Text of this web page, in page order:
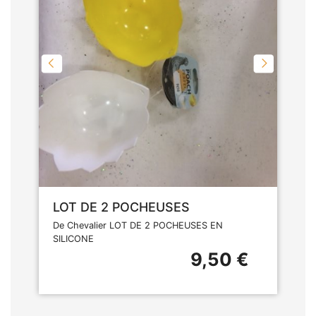
LOT DE 2 POCHEUSES
De Chevalier LOT DE 2 POCHEUSES EN
SILICONE
9,50 €